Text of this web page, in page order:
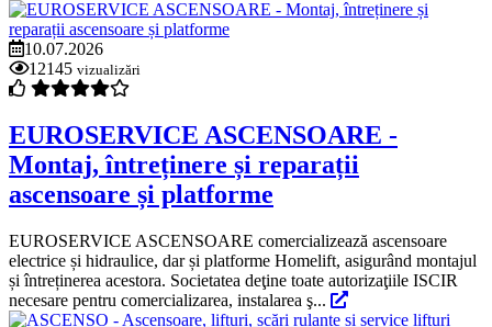
10.07.2026
12145 vizualizări
EUROSERVICE ASCENSOARE -
Montaj, întreținere și reparații
ascensoare și platforme
EUROSERVICE ASCENSOARE comercializează ascensoare
electrice și hidraulice, dar și platforme Homelift, asigurând montajul
și întreținerea acestora. Societatea deţine toate autorizaţiile ISCIR
necesare pentru comercializarea, instalarea ş...